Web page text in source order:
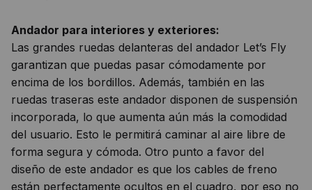
Andador para interiores y exteriores:
Las grandes ruedas delanteras del andador Let’s Fly
garantizan que puedas pasar cómodamente por
encima de los bordillos. Además, también en las
ruedas traseras este andador disponen de suspensión
incorporada, lo que aumenta aún más la comodidad
del usuario. Esto le permitirá caminar al aire libre de
forma segura y cómoda. Otro punto a favor del
diseño de este andador es que los cables de freno
están perfectamente ocultos en el cuadro, por eso no